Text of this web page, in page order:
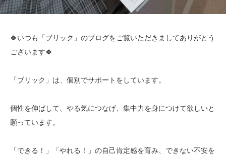
🍀いつも「ブリック」のブログをご覧いただきましてありがとう
ございます🍀
「ブリック」は、個別でサポートをしています。
個性を伸ばして、やる気につなげ、集中力を身につけて欲しいと
願っています。
「できる！」「やれる！」の自己肯定感を育み、できない不安を